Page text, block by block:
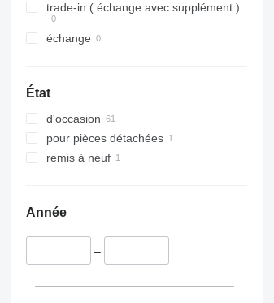
trade-in ( échange avec supplément )
échange
État
d'occasion
pour pièces détachées
remis à neuf
Année
–